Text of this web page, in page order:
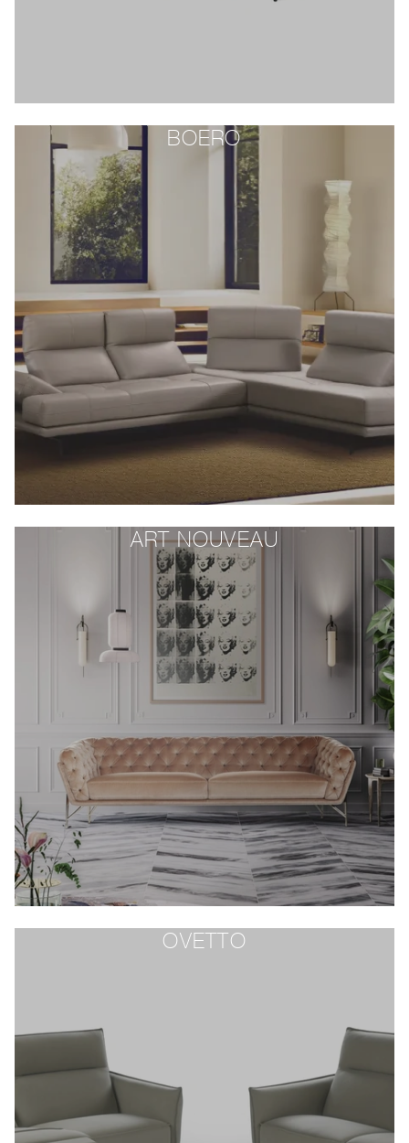
BOERO
ART NOUVEAU
OVETTO